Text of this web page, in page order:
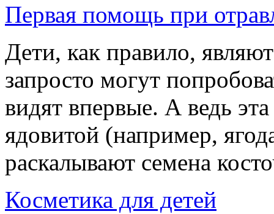
Первая помощь при
Дети, как правило,
запросто могут
видят впервые. А ведь
ядовитой (например,
раскалывают семена
Косметика для детей